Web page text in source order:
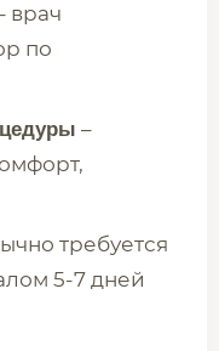
врач
по
–
требуется
5-7 дней